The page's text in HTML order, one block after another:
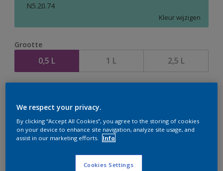
N5.20.74
Kleur wijzigen
Grootte
0,5 L 1 L 2,5 L
Op dit moment is het niet mogelijk dit product online
te bestellen. Houd de website in de gaten, we werken
er hard aan om de voorraad aan te vullen.
We respect your privacy.
By clicking “Accept All Cookies”, you agree to the storing of cookies
on your device to enhance site navigation, analyze site usage, and
assist in our marketing efforts.
Info
Cookies Settings